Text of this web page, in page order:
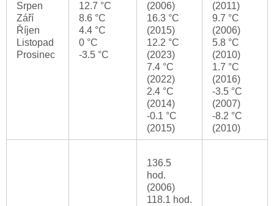
Srpen
Září
Říjen
Listopad
Prosinec
12.7 °C
8.6 °C
4.4 °C
0 °C
-3.5 °C
(2006)
16.3 °C
(2015)
12.2 °C
(2023)
7.4 °C
(2022)
2.4 °C
(2014)
-0.1 °C
(2015)
(2011)
9.7 °C
(2006)
5.8 °C
(2010)
1.7 °C
(2016)
-3.5 °C
(2007)
-8.2 °C
(2010)
136.5
hod.
(2006)
118.1 hod.